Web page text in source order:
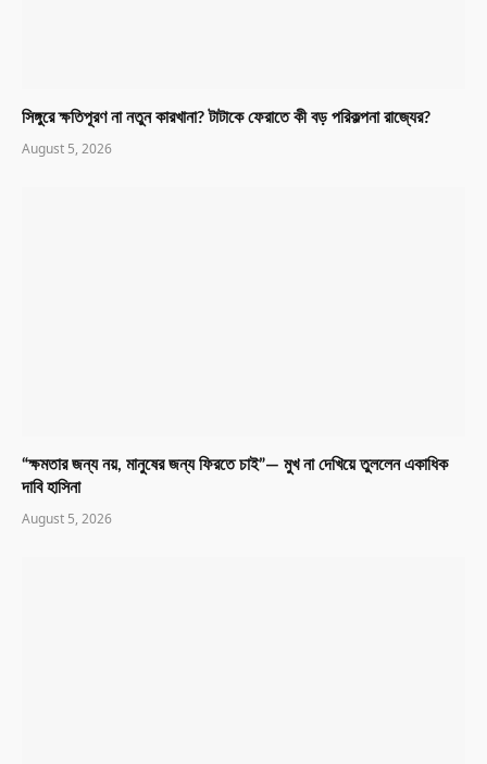
সিঙ্গুরে ক্ষতিপূরণ না নতুন কারখানা? টাটাকে ফেরাতে কী বড় পরিকল্পনা রাজ্যের?
August 5, 2026
“ক্ষমতার জন্য নয়, মানুষের জন্য ফিরতে চাই”— মুখ না দেখিয়ে তুললেন একাধিক
দাবি হাসিনা
August 5, 2026